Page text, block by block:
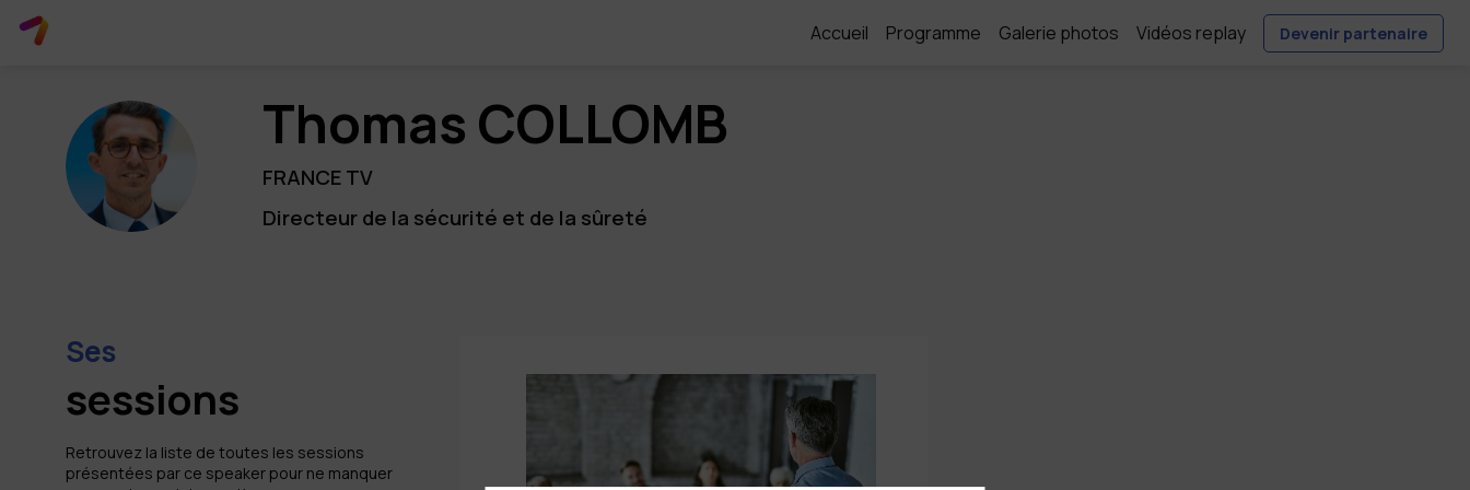
Accueil Programme Galerie photos Vidéos replay Devenir partenaire
TC
Thomas COLLOMB
FRANCE TV
Directeur de la sécurité et de la sûreté
Ses
sessions
Retrouvez la liste de toutes les sessions
présentées par ce speaker pour ne manquer